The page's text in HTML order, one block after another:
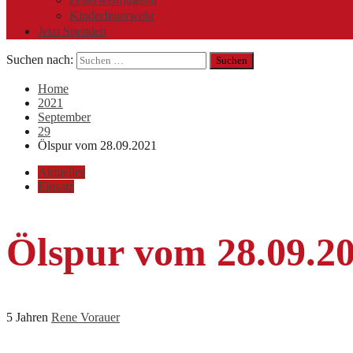
Kinderfeuerwehr
Jetzt Spenden
Suchen nach:
Home
2021
September
29
Ölspur vom 28.09.2021
Aktuelles
Einsatz
Ölspur vom
5 Jahren Rene Vorauer